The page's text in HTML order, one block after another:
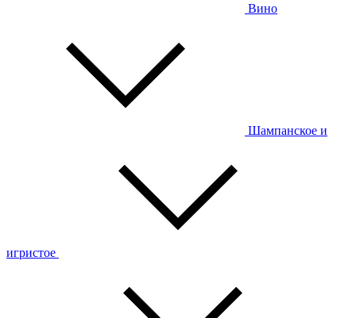
Вино
Шампанское и
игристое